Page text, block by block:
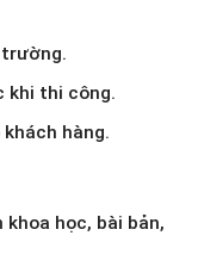
khi thi công.
hàng.
học, bài bản,